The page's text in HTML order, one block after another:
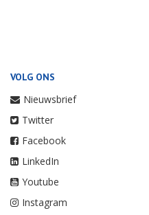
VOLG ONS
Nieuwsbrief
Twitter
Facebook
LinkedIn
Youtube
Instagram